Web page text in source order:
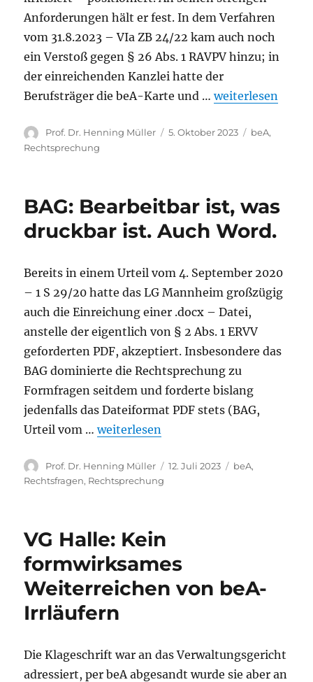
Anforderungen hält er fest. In dem Verfahren
vom 31.8.2023 – VIa ZB 24/22 kam auch noch
ein Verstoß gegen § 26 Abs. 1 RAVPV hinzu; in
der einreichenden Kanzlei hatte der
Berufsträger die beA-Karte und …„BGH zu PIN-
weiterlesen
Autor
Prof. Dr. Henning Müller
Veröffentlicht
5. Oktober 2023 Kategorien
beA,
Rechtsprechung
BAG: Bearbeitbar ist, was
druckbar ist. Auch Word.
Bereits in einem Urteil vom 4. September 2020
– 1 S 29/20 hatte das LG Mannheim großzügig
auch die Einreichung einer .docx – Datei,
anstelle der eigentlich von § 2 Abs. 1 ERVV
geforderten PDF, akzeptiert. Insbesondere das
BAG dominierte die Rechtsprechung zu
Formfragen seitdem und forderte bislang
jedenfalls das Dateiformat PDF stets (BAG,
Urteil vom …„BAG: Bearbeitbar ist, was druckbar
weiterlesen
Autor
Prof. Dr. Henning Müller
Veröffentlicht
12. Juli 2023 Kategorien
beA,
Rechtsfragen, Rechtsprechung
VG Halle: Kein
formwirksames
Weiterreichen von beA-
Irrläufern
Die Klageschrift war an das Verwaltungsgericht
adressiert, per beA abgesandt wurde sie aber an